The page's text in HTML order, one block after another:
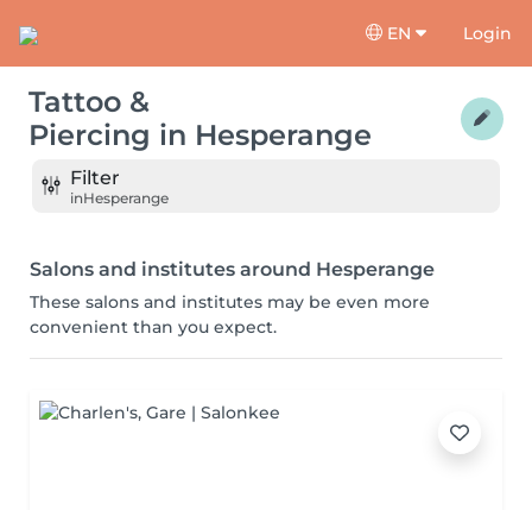
EN Login
Tattoo &
Piercing in Hesperange
Filter
inHesperange
Salons and institutes around Hesperange
These salons and institutes may be even more
convenient than you expect.